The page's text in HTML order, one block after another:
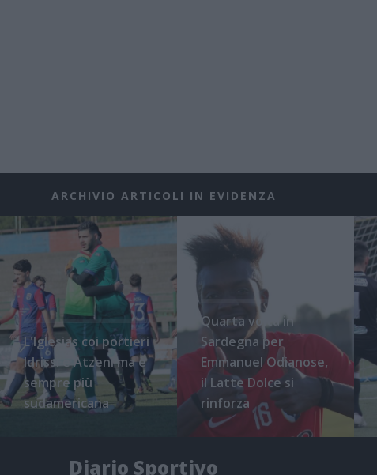
ARCHIVIO ARTICOLI IN EVIDENZA
L'Iglesias coi portieri
Idrissi e Atzeni ma è
sempre più
sudamericana
Quarta volta in
Sardegna per
Emmanuel Odianose,
il Latte Dolce si
rinforza
Diario Sportivo